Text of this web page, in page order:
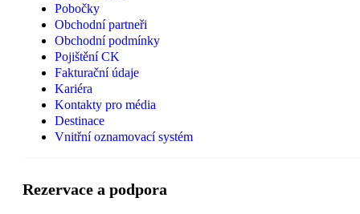
Pobočky
Obchodní partneři
Obchodní podmínky
Pojištění CK
Fakturační údaje
Kariéra
Kontakty pro média
Destinace
Vnitřní oznamovací systém
Rezervace a podpora